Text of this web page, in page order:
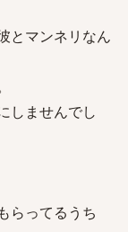
とマンネリなん
しませんでし
らってるうち